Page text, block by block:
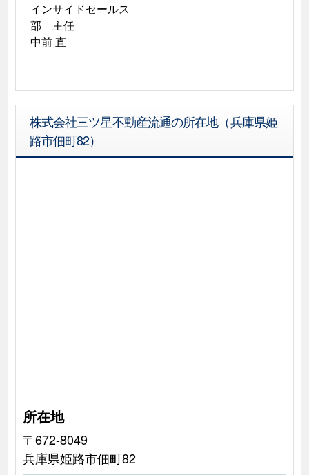
インサイドセールス
部　主任
中前 直
株式会社三ツ星不動産流通の所在地（兵庫県姫
路市佃町82）
所在地
〒672-8049
兵庫県姫路市佃町82